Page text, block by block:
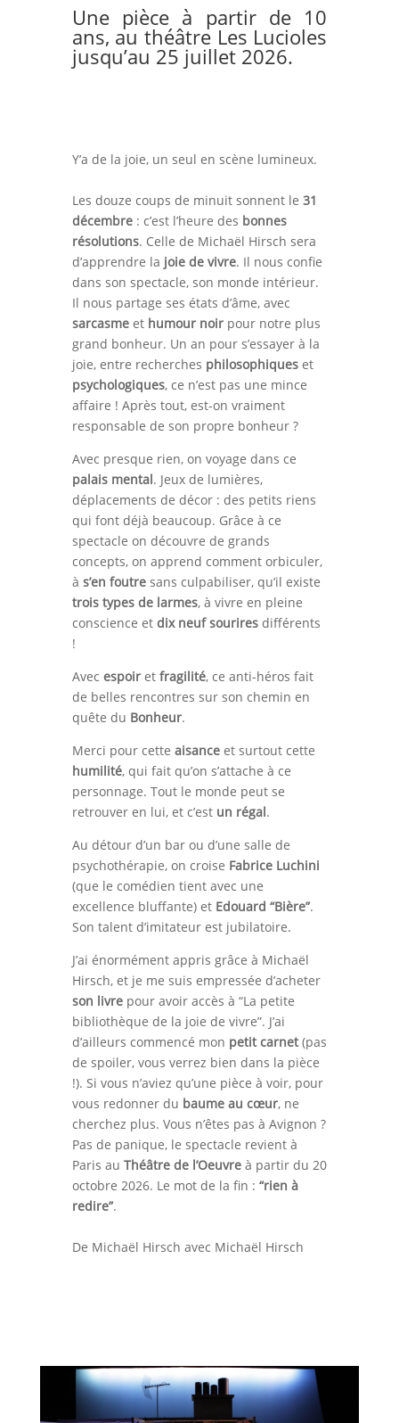
Une pièce à partir de 10
ans, au théâtre Les Lucioles
jusqu’au 25 juillet 2026.
Y’a de la joie, un seul en scène lumineux.
Les douze coups de minuit sonnent le 31
décembre: c’est l’heure des bonnes
résolutions. Celle de Michaël Hirsch sera
d’apprendre la joie de vivre. Il nous confie
dans son spectacle, son monde intérieur.
Il nous partage ses états d’âme, avec
sarcasmeet humour noir pour notre plus
grand bonheur. Un an pour s’essayer à la
joie, entre recherches philosophiques et
psychologiques, ce n’est pas une mince
affaire ! Après tout, est-on vraiment
responsable de son propre bonheur ?
Avec presque rien, on voyage dans ce
palais mental. Jeux de lumières,
déplacements de décor : des petits riens
qui font déjà beaucoup. Grâce à ce
spectacle on découvre de grands
concepts, on apprend comment orbiculer,
à s’en foutresans culpabiliser, qu’il existe
trois types de larmes, à vivre en pleine
conscience et dix neuf sourires différents
!
Avec espoiret fragilité, ce anti-héros fait
de belles rencontres sur son chemin en
quête du Bonheur.
Merci pour cette aisance et surtout cette
humilité, qui fait qu’on s’attache à ce
personnage. Tout le monde peut se
retrouver en lui, et c’est un régal.
Au détour d’un bar ou d’une salle de
psychothérapie, on croise Fabrice Luchini
(que le comédien tient avec une
excellence bluffante) et Edouard “Bière”.
Son talent d’imitateur est jubilatoire.
J’ai énormément appris grâce à Michaël
Hirsch, et je me suis empressée d’acheter
son livrepour avoir accès à “La petite
bibliothèque de la joie de vivre”. J’ai
d’ailleurs commencé mon petit carnet(pas
de spoiler, vous verrez bien dans la pièce
!). Si vous n’aviez qu’une pièce à voir, pour
vous redonner du baume au cœur, ne
cherchez plus. Vous n’êtes pas à Avignon ?
Pas de panique, le spectacle revient à
Paris au Théâtre de l’Oeuvre à partir du 20
octobre 2026. Le mot de la fin : “rien à
redire”.
De Michaël Hirsch avec Michaël Hirsch